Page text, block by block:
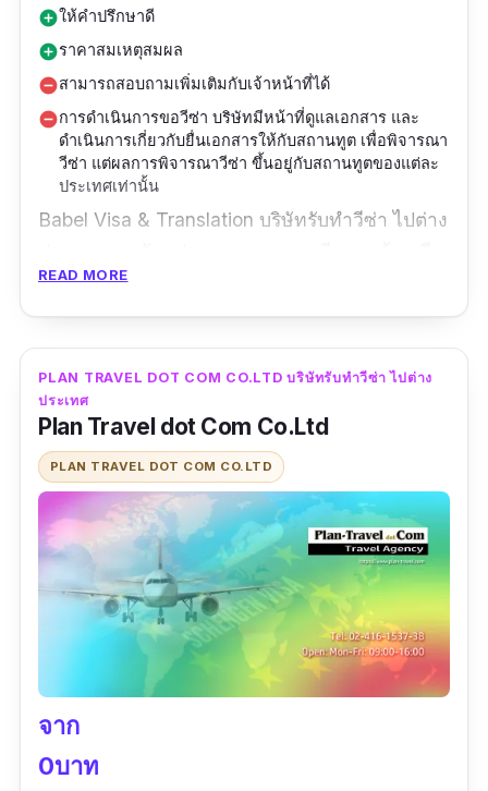
add_circleให้คำปรึกษาดี
add_circleราคาสมเหตุสมผล
remove_circleสามารถสอบถามเพิ่มเติมกับเจ้าหน้าที่ได้
remove_circleการดำเนินการขอวีซ่า บริษัทมีหน้าที่ดูแลเอกสาร และ
ดำเนินการเกี่ยวกับยื่นเอกสารให้กับสถานทูต เพื่อพิจารณา
วีซ่า แต่ผลการพิจารณาวีซ่า ขึ้นอยู่กับสถานทูตของแต่ละ
ประเทศเท่านั้น
Babel Visa & Translation บริษัทรับทําวีซ่า ไปต่าง
ทีมงานมืออาชีพที่มีประสบการณ์ ที่นี่รับทำวีซ่า
ท่องเที่ยว วีซ่าคู่หมั้น/แต่งงาน และวีซานักเรียน
ระยะสั้น โดยทีมงานคุณภาพ มีความเชี่ยวชาญ
ผ่านเคสมาหลากหลายรูปแบบ ละเอียดทุกขั้นตอน
เพื่อให้วีซ่าผ่านในรอบเดียว ในราคาคุณภาพ ได้
มาตรฐาน เข้าถึงได้ นอกจากนี้ยังให้บริการแปล
เอกสารทุกชนิดในหลายภาษา และจัดหาล่าม
สื่อสารในโอกาสต่าง ๆ ใครที่สนใจสามารถเข้าไป
ปรึกษาที่ออฟฟิศของ Babel Visa & Translation
ได้เลยอยู่ใกล้ BTS อโศก เลยค่ะ
ข้อมูลเฉพาะ
READ MORE
PLAN TRAVEL DOT COM CO.LTD บริษัทรับทําวีซ่า ไปต่าง
ประเทศ
Plan Travel dot Com Co.Ltd
PLAN TRAVEL DOT COM CO.LTD
จาก
0บาท